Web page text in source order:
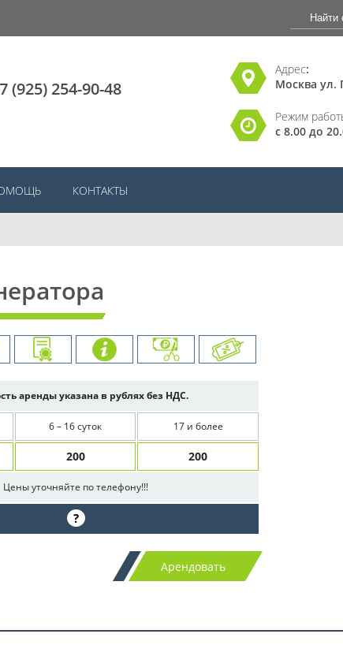
(925) 254-90-48
Адрес:
Москва ул.
Режим
с 8.00 до
КОНТАКТЫ
аренды указана в рублях без НДС.
6 – 16 суток 17 и более
200 200
Цены уточняйте по телефону!!!
?
Арендовать